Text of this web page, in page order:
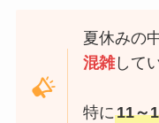
夏休みの
混雑して
特に11～